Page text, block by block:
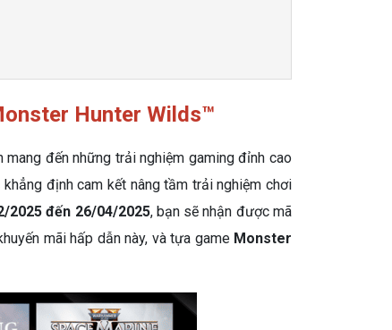
Hunter Wilds™
đến những trải nghiệm gaming đỉnh cao
định cam kết nâng tầm trải nghiệm chơi
2025 đến 26/04/2025, bạn sẽ nhận được mã
mãi hấp dẫn này, và tựa game Monster